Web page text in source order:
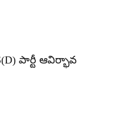
పార్టీ ఆవిర్భావ